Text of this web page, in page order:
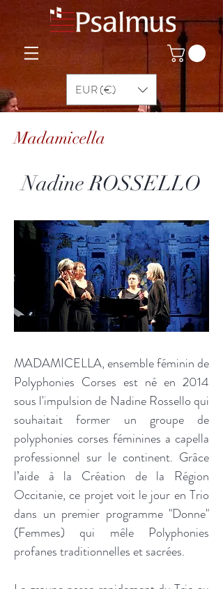
EUR (€)
Madamicella
Nadine ROSSELLO
MADAMICELLA, ensemble féminin de
Polyphonies Corses est né en 2014
sous l'impulsion de Nadine Rossello qui
souhaitait former un groupe de
polyphonies corses féminines a capella
professionnel sur le continent. Grâce
l’aide à la Création de la Région
Occitanie, ce projet voit le jour en Trio
dans un premier programme "Donne"
(Femmes) qui mêle Polyphonies
profanes traditionnelles et sacrées.